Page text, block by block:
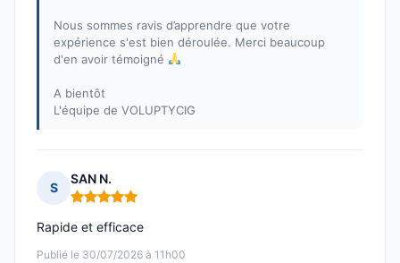
Nous sommes ravis d’apprendre que votre
expérience s'est bien déroulée. Merci beaucoup
d'en avoir témoigné
A bientôt
L'équipe de VOLUPTYCIG
S
SAN N.
Note : 5 sur 5
Publié le 30/07/2026 à 11h00
Rapide et efficace